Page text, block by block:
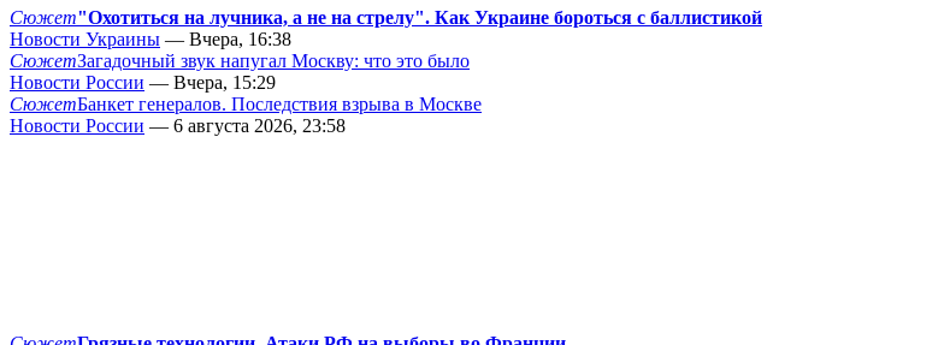
Сюжет"Охотиться на лучника, а не на стрелу". Как Украине бороться с баллистикой
Новости Украины — Вчера, 16:38
СюжетЗагадочный звук напугал Москву: что это было
Новости России — Вчера, 15:29
СюжетБанкет генералов. Последствия взрыва в Москве
Новости России — 6 августа 2026, 23:58